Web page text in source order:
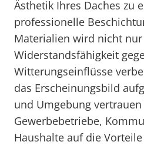
Ästhetik Ihres Daches zu
professionelle
Materialien wird nicht
Widerstandsfähigkeit
Witterungseinflüsse
das Erscheinungsbild
und Umgebung
Gewerbebetriebe,
Haushalte auf die